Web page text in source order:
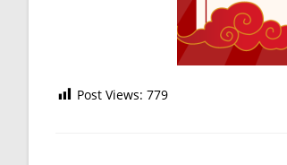
Post Views: 779